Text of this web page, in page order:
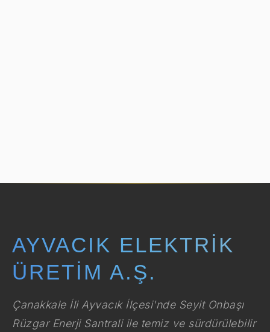
AYVACIK ELEKTRIK
ÜRETIM A.Ş.
Çanakkale İli Ayvacık İlçesi'nde Seyit Onbaşı
Rüzgar Enerji Santrali ile temiz ve sürdürülebilir